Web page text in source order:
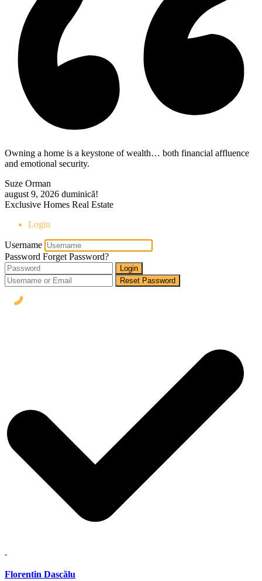
Owning a home is a keystone of wealth… both financial affluence
and emotional security.
Suze Orman
august 9, 2026 duminică!
Exclusive Homes Real Estate
Login
Username
Password Forget Password?
Login
Reset Password
Florentin Dascălu